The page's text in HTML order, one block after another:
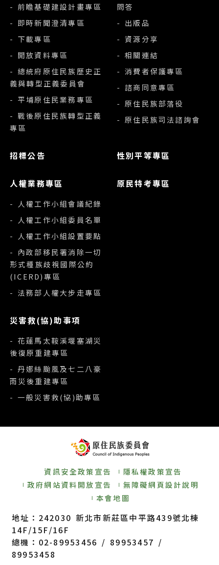
- 前瞻基礎建設計畫專區
- 即時新聞澄清專區
- 下載專區
- 開放資料專區
- 總統府原住民族歷史正
義與轉型正義委員會
- 平埔原住民業務專區
- 戰後原住民族轉型正義
專區
問答
- 出版品
- 資源分享
- 相關連結
- 消費者保護專區
- 諮商同意專區
- 原住民族部落役
- 原住民族司法諮詢會
招標公告 性別平等專區
人權業務專區
- 人權工作小組會議紀錄
- 人權工作小組委員名單
- 人權工作小組設置要點
- 內政部移民署消除一切
形式種族歧視國際公約
(ICERD)專區
- 法務部人權大步走專區
原民特考專區
災害救(協)助事項
- 花蓮馬太鞍溪堰塞湖災
後復原重建專區
- 丹娜絲颱風及七二八豪
雨災後重建專區
- 一般災害救(協)助專區
資訊安全政策宣告
隱私權政策宣告
政府網站資料開放宣告
無障礙網頁設計說明
本會地圖
地址：242030 新北市新莊區中平路439號北棟
14F/15F/16F
總機：02-89953456 / 89953457 /
89953458